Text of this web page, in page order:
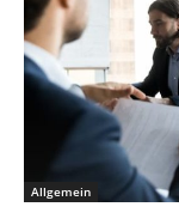
Allgemein